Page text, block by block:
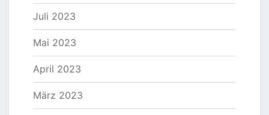
Juli 2023
Mai 2023
April 2023
März 2023